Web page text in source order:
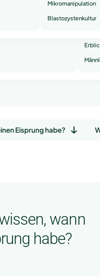
Mikromanipulation
Blastozystenkultur
Eisprung habe?
wann
habe?